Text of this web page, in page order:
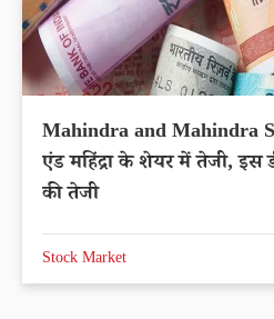
Mahindra and Mahindra
एंड महिंद्रा के शेयर में तेजी,
की तेजी
Stock Market